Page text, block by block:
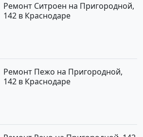
Ремонт Ситроен на Пригородной,
142 в Краснодаре
Ремонт Пежо на Пригородной,
142 в Краснодаре